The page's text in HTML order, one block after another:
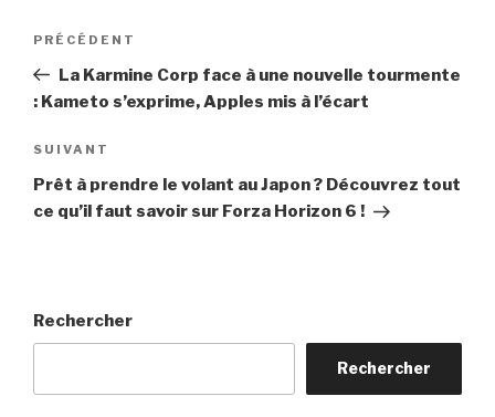
Navigation
l’article
Article
précédent
PRÉCÉDENT
La Karmine Corp face à une nouvelle tourmente
: Kameto s’exprime, Apples mis à l’écart
Article
suivant
SUIVANT
Prêt à prendre le volant au Japon ? Découvrez tout
ce qu’il faut savoir sur Forza Horizon 6 !
Rechercher
Rechercher